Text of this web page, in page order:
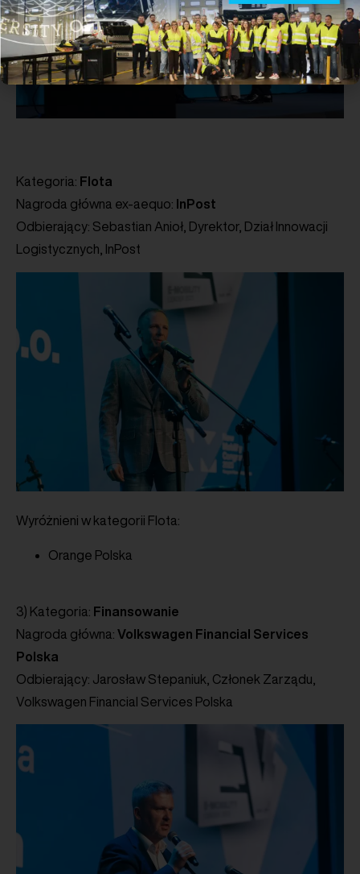
Kategoria: Flota
Nagroda główna ex-aequo: InPost
Odbierający: Sebastian Anioł, Dyrektor, Dział Innowacji
Logistycznych, InPost
Wyróżnieni w kategorii Flota:
Orange Polska
3) Kategoria: Finansowanie
Nagroda główna: Volkswagen Financial Services
Polska
Odbierający: Jarosław Stepaniuk, Członek Zarządu,
Volkswagen Financial Services Polska